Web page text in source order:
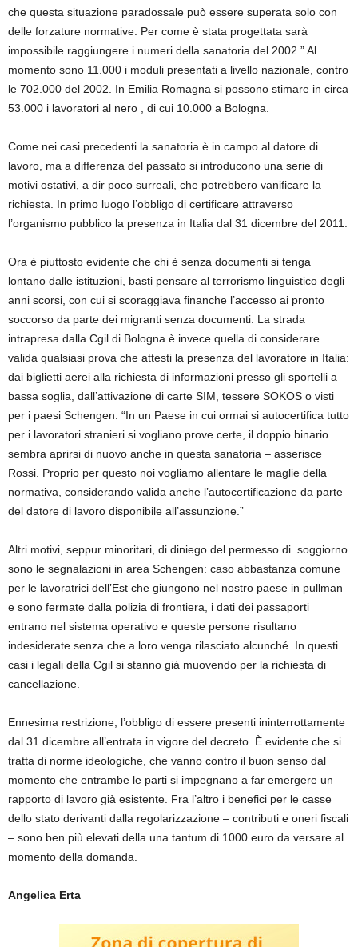
che questa situazione paradossale può essere superata solo con
delle forzature normative. Per come è stata progettata sarà
impossibile raggiungere i numeri della sanatoria del 2002.” Al
momento sono 11.000 i moduli presentati a livello nazionale, contro
le 702.000 del 2002. In Emilia Romagna si possono stimare in circa
53.000 i lavoratori al nero , di cui 10.000 a Bologna.
Come nei casi precedenti la sanatoria è in campo al datore di
lavoro, ma a differenza del passato si introducono una serie di
motivi ostativi, a dir poco surreali, che potrebbero vanificare la
richiesta. In primo luogo l’obbligo di certificare attraverso
l’organismo pubblico la presenza in Italia dal 31 dicembre del 2011.
Ora è piuttosto evidente che chi è senza documenti si tenga
lontano dalle istituzioni, basti pensare al terrorismo linguistico degli
anni scorsi, con cui si scoraggiava finanche l’accesso ai pronto
soccorso da parte dei migranti senza documenti. La strada
intrapresa dalla Cgil di Bologna è invece quella di considerare
valida qualsiasi prova che attesti la presenza del lavoratore in Italia:
dai biglietti aerei alla richiesta di informazioni presso gli sportelli a
bassa soglia, dall’attivazione di carte SIM, tessere SOKOS o visti
per i paesi Schengen. “In un Paese in cui ormai si autocertifica tutto
per i lavoratori stranieri si vogliano prove certe, il doppio binario
sembra aprirsi di nuovo anche in questa sanatoria – asserisce
Rossi. Proprio per questo noi vogliamo allentare le maglie della
normativa, considerando valida anche l’autocertificazione da parte
del datore di lavoro disponibile all’assunzione.”
Altri motivi, seppur minoritari, di diniego del permesso di soggiorno
sono le segnalazioni in area Schengen: caso abbastanza comune
per le lavoratrici dell’Est che giungono nel nostro paese in pullman
e sono fermate dalla polizia di frontiera, i dati dei passaporti
entrano nel sistema operativo e queste persone risultano
indesiderate senza che a loro venga rilasciato alcunché. In questi
casi i legali della Cgil si stanno già muovendo per la richiesta di
cancellazione.
Ennesima restrizione, l’obbligo di essere presenti ininterrottamente
dal 31 dicembre all’entrata in vigore del decreto. È evidente che si
tratta di norme ideologiche, che vanno contro il buon senso dal
momento che entrambe le parti si impegnano a far emergere un
rapporto di lavoro già esistente. Fra l’altro i benefici per le casse
dello stato derivanti dalla regolarizzazione – contributi e oneri fiscali
– sono ben più elevati della una tantum di 1000 euro da versare al
momento della domanda.
Angelica Erta